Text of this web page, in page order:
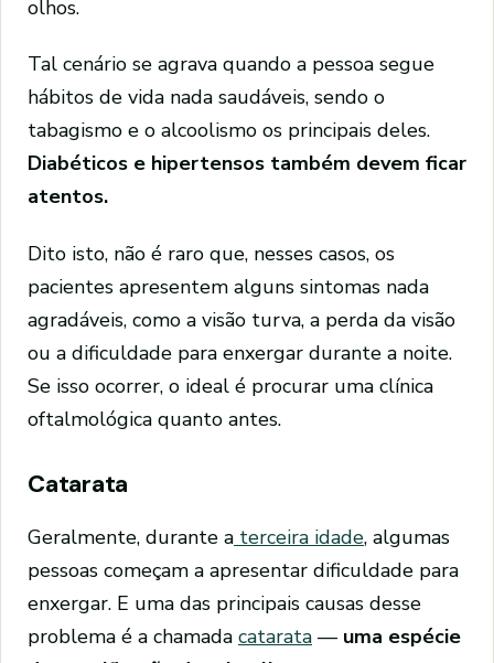
olhos.
Tal cenário se agrava quando a pessoa segue
hábitos de vida nada saudáveis, sendo o
tabagismo e o alcoolismo os principais deles.
Diabéticos e hipertensos também devem ficar
atentos.
Dito isto, não é raro que, nesses casos, os
pacientes apresentem alguns sintomas nada
agradáveis, como a visão turva, a perda da visão
ou a dificuldade para enxergar durante a noite.
Se isso ocorrer, o ideal é procurar uma clínica
oftalmológica quanto antes.
Catarata
Geralmente, durante a terceira idade, algumas
pessoas começam a apresentar dificuldade para
enxergar. E uma das principais causas desse
problema é a chamada catarata — uma espécie